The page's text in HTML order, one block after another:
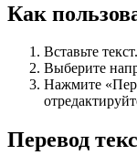
Как
Вставьте текст.
Выберите
Нажмите
Перевод